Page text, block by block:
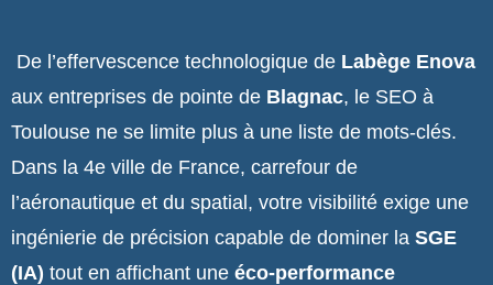
De l’effervescence technologique de Labège Enova
aux entreprises de pointe de Blagnac, le SEO à
Toulouse ne se limite plus à une liste de mots-clés.
Dans la 4e ville de France, carrefour de
l’aéronautique et du spatial, votre visibilité exige une
ingénierie de précision capable de dominer la SGE
(IA) tout en affichant une éco-performance